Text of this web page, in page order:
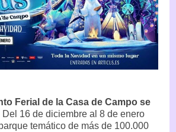
Ferial de la Casa de Campo se
Del 16 de diciembre al 8 de enero
temático de más de 100.000